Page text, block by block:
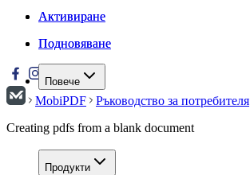
Активиране
Подновяване
Повече
Активиране
Подновяване
MobiPDF
Ръководство за потребителя
Creating pdfs from a blank document
Продукти